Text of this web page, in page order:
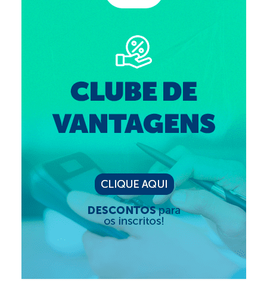
Censura Pública
Suspensão do Exercício Profissional
Para Você
Procedimento para registro
Clube de Vantagens
Valores dos serviços
Reserva de auditório
Notícias
Ouvidoria